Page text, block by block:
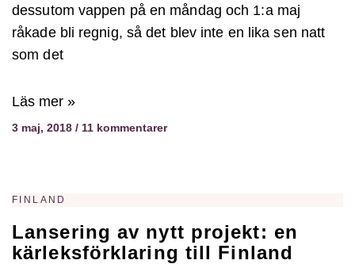
dessutom vappen på en måndag och 1:a maj
råkade bli regnig, så det blev inte en lika sen natt
som det
Läs mer »
3 maj, 2018 11 kommentarer
FINLAND
Lansering av nytt projekt: en
kärleksförklaring till Finland